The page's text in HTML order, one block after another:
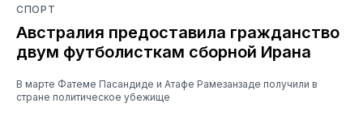
СПОРТ
Австралия предоставила гражданство
двум футболисткам сборной Ирана
В марте Фатеме Пасандиде и Атафе Рамезанзаде получили в
стране политическое убежище